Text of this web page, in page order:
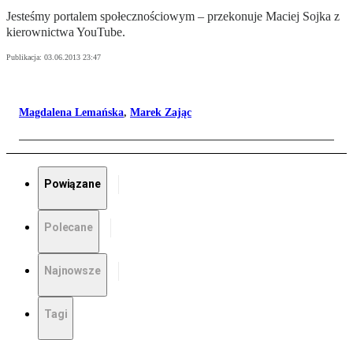
Jesteśmy portalem społecznościowym – przekonuje Maciej Sojka z
kierownictwa YouTube.
Publikacja: 03.06.2013 23:47
Magdalena Lemańska, Marek Zając
Powiązane
Polecane
Najnowsze
Tagi